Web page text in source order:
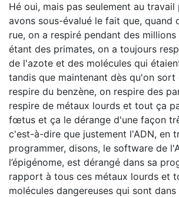
Hé oui, mais pas seulement au travail
avons sous-évalué le fait que, quand
rue, on a respiré pendant des millions
étant des primates, on a toujours
de l'azote et des molécules qui
tandis que maintenant dès qu'on sort
respire du benzène, on respire des
respire de métaux lourds et tout ça
fœtus et ça le dérange d'une façon
c'est-à-dire que justement l'ADN, en
programmer, disons, le software de
l’épigénome, est dérangé dans sa
rapport à tous ces métaux lourds et
molécules dangereuses qui sont dans